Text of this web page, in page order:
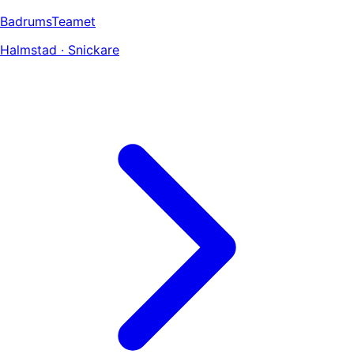
BadrumsTeamet
Halmstad · Snickare